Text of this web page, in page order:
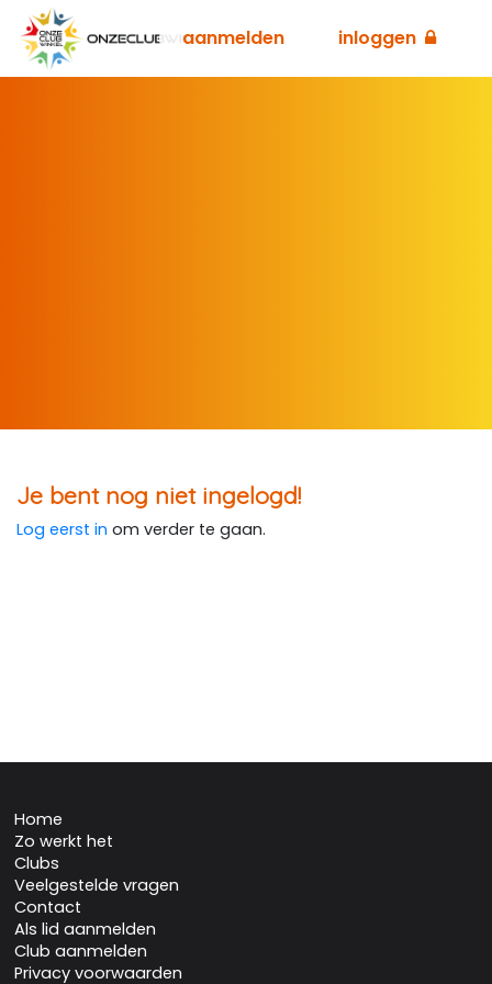
inloggen
aanmelden
Je bent nog niet ingelogd!
Log eerst in om verder te gaan.
Home
Zo werkt het
Clubs
Veelgestelde vragen
Contact
Als lid aanmelden
Club aanmelden
Privacy voorwaarden